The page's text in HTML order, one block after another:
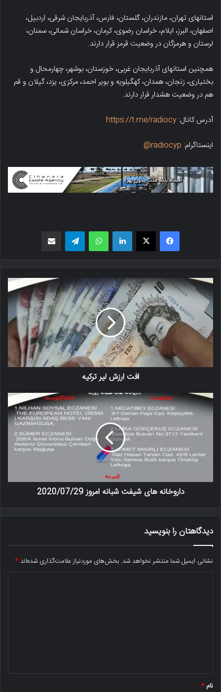
استانهای تهران، مازندران، گلستان، فارس، آذربایجان شرقی، اردبیل،
اصفهان، البرز، ایلام، خراسان رضوی، کرمان، خراسان شمالی، سمنان،
لرستان و هرمزگان در وضعیت قرمز قرار دارند.
همچنین استانهای آذربایجان غربی، خوزستان، بوشهر، چهارمحال و
بختیاری، زنجان، همدان، کهگیلویه و بویر احمد، مرکزی، یزد، گیلان و قم
هم در وضعیت هشدار قرار دارند.
آدرس کانال: https://t.me/radiocy
اینستاگرام: radiocyp@
فیسبوک X لینکدین واتس اپ تلگرام
افت ارزش لیر ترکیه
داروخانه های شیفت شبانه امروز 2020/07/29
دیدگاهتان را بنویسید
نشانی ایمیل شما منتشر نخواهد شد. بخش‌های موردنیاز علامت‌گذاری شده‌اند*
نام *